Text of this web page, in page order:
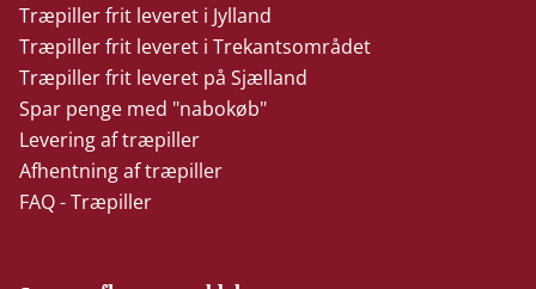
Træpiller frit leveret i Jylland
Træpiller frit leveret i Trekantsområdet
Træpiller frit leveret på Sjælland
Spar penge med "nabokøb"
Levering af træpiller
Afhentning af træpiller
FAQ - Træpiller